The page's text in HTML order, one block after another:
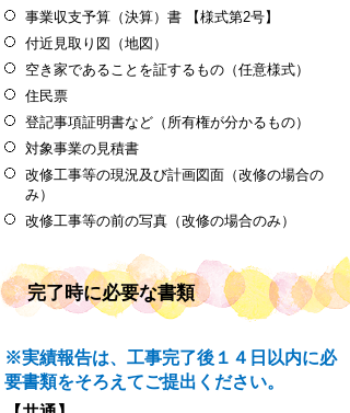
事業収支予算（決算）書 【様式第2号】
付近見取り図（地図）
空き家であることを証するもの（任意様式）
住民票
登記事項証明書など（所有権が分かるもの）
対象事業の見積書
改修工事等の現況及び計画図面（改修の場合の
み）
改修工事等の前の写真（改修の場合のみ）
完了時に必要な書類
※実績報告は、工事完了後１４日以内に必
要書類をそろえてご提出ください。